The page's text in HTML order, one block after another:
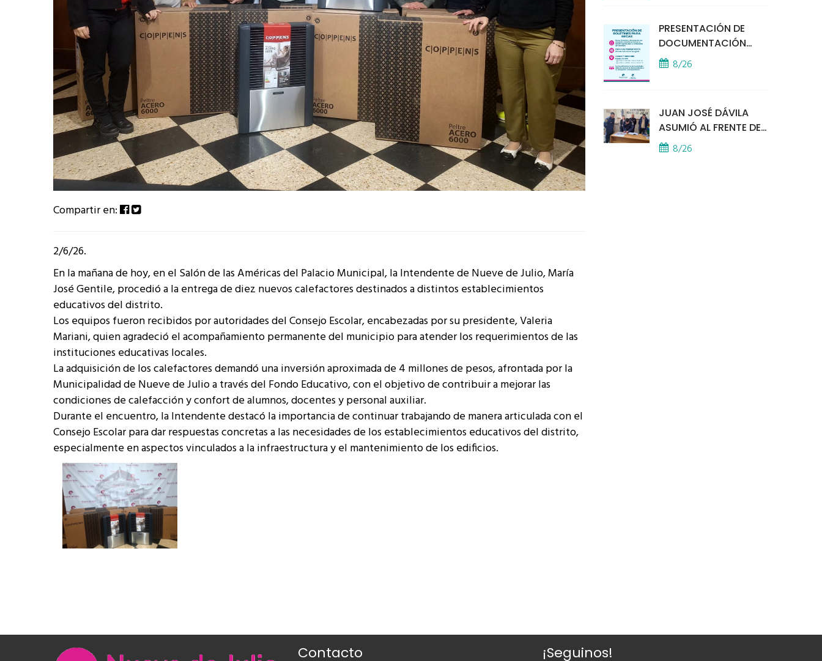
Compartir en:
2/6/26.
En la mañana de hoy, en el Salón de las Américas del Palacio Municipal, la Intendente de Nueve de Julio, María
José Gentile, procedió a la entrega de diez nuevos calefactores destinados a distintos establecimientos
educativos del distrito.
Los equipos fueron recibidos por autoridades del Consejo Escolar, encabezadas por su presidente, Valeria
Mariani, quien agradeció el acompañamiento permanente del municipio para atender los requerimientos de las
instituciones educativas locales.
La adquisición de los calefactores demandó una inversión aproximada de 4 millones de pesos, afrontada por la
Municipalidad de Nueve de Julio a través del Fondo Educativo, con el objetivo de contribuir a mejorar las
condiciones de calefacción y confort de alumnos, docentes y personal auxiliar.
Durante el encuentro, la Intendente destacó la importancia de continuar trabajando de manera articulada con el
Consejo Escolar para dar respuestas concretas a las necesidades de los establecimientos educativos del distrito,
especialmente en aspectos vinculados a la infraestructura y el mantenimiento de los edificios.
PRESENTACIÓN DE
DOCUMENTACIÓN
PARA BECAS
EDUCATIVAS
8/26
JUAN JOSÉ DÁVILA
ASUMIÓ AL FRENTE DE
LA POLICÍA COMUNAL
8/26
Contacto ¡Seguinos!